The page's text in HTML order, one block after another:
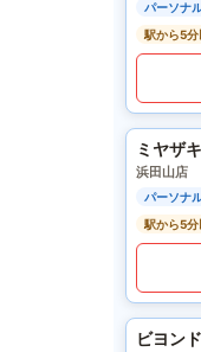
パーソナ
駅から5分
ミヤザ
浜田山店
パーソナ
駅から5分
ビヨン